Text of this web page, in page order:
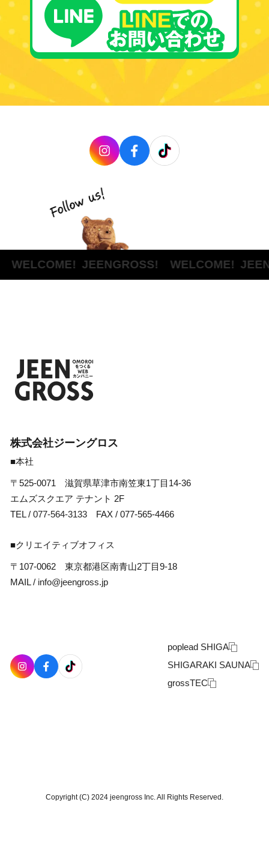
JEENGROSS! WELCOME!
poplead SHIGA
SHIGARAKI SAUNA
grossTEC
株式会社ジーングロス
■本社
〒525-0071 滋賀県草津市南笠東1丁目14-36
エムズスクエア テナント 2F
TEL / 077-564-3133 FAX / 077-565-4466
■クリエイティブオフィス
〒107-0062 東京都港区南青山2丁目9-18
MAIL / info@jeengross.jp
Copyright (C) 2024 jeengross Inc. All Rights Reserved.